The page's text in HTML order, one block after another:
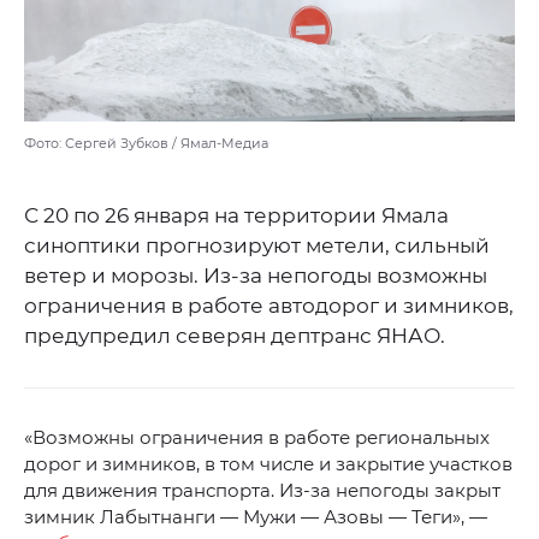
Фото: Сергей Зубков / Ямал-Медиа
С 20 по 26 января на территории Ямала
синоптики прогнозируют метели, сильный
ветер и морозы. Из-за непогоды возможны
ограничения в работе автодорог и зимников,
предупредил северян дептранс ЯНАО.
«Возможны ограничения в работе региональных
дорог и зимников, в том числе и закрытие участков
для движения транспорта. Из-за непогоды закрыт
зимник Лабытнанги — Мужи — Азовы — Теги», —